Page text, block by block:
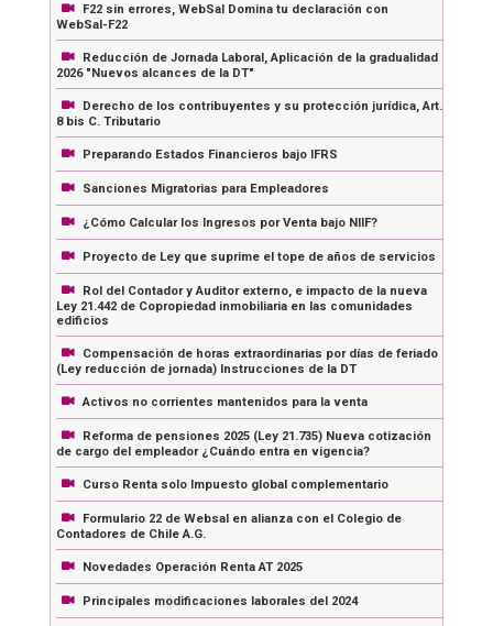
F22 sin errores, WebSal Domina tu declaración con
WebSal-F22
Reducción de Jornada Laboral, Aplicación de la gradualidad
2026 "Nuevos alcances de la DT"
Derecho de los contribuyentes y su protección jurídica, Art.
8 bis C. Tributario
Preparando Estados Financieros bajo IFRS
Sanciones Migratorias para Empleadores
¿Cómo Calcular los Ingresos por Venta bajo NIIF?
Proyecto de Ley que suprime el tope de años de servicios
Rol del Contador y Auditor externo, e impacto de la nueva
Ley 21.442 de Copropiedad inmobiliaria en las comunidades
edificios
Compensación de horas extraordinarias por días de feriado
(Ley reducción de jornada) Instrucciones de la DT
Activos no corrientes mantenidos para la venta
Reforma de pensiones 2025 (Ley 21.735) Nueva cotización
de cargo del empleador ¿Cuándo entra en vigencia?
Curso Renta solo Impuesto global complementario
Formulario 22 de Websal en alianza con el Colegio de
Contadores de Chile A.G.
Novedades Operación Renta AT 2025
Principales modificaciones laborales del 2024